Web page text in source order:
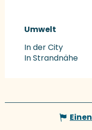
Umwelt
Umwelt
In der City
In Strandnähe